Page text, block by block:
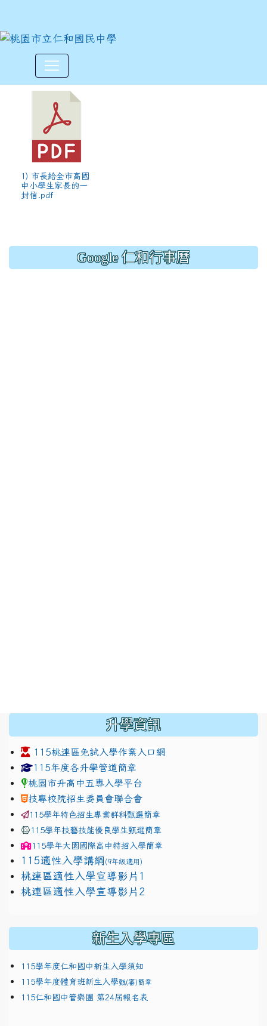
市長給全市高國中小學生家長
1) 市長給全市高國
中小學生家長的一
封信.pdf
Google 仁和行事曆
升學資訊
115桃連區免試入學作業入口網
link to https://www.jhjhs.tyc.edu.tw/modules/
115年度各升學管道簡章
桃園市升高中五專入學平台
技專校院招生委員會聯合會
115學年特色招生專業群科甄選簡章
115學年技藝技能優良學生甄選簡章
115學年大園國際高中特招入學簡章
115適性入學講綱 (9年級適用)
link to https://docs.google.com/presentation/d/
桃連區適性入學宣導影片1
link to https://docs.google.com/presentation/d/
桃連區適性入學宣導影片2
新生入學專區
115學年度仁和國中新生入學須知
115學年度體育班新生入學甄(審)簡章
115仁和國中管樂團 第24屆報名表